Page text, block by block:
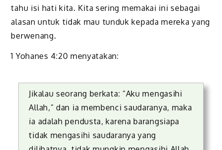
tahu isi hati kita. Kita sering memakai ini sebagai
alasan untuk tidak mau tunduk kepada mereka yang
berwenang.
1 Yohanes 4:20 menyatakan:
Jikalau seorang berkata: “Aku mengasihi
Allah,” dan ia membenci saudaranya, maka
ia adalah pendusta, karena barangsiapa
tidak mengasihi saudaranya yang